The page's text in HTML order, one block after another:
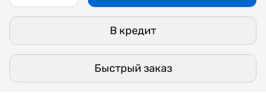
В кредит
Быстрый заказ